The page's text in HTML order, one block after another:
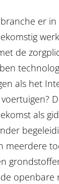
er in
de
als het
als
meerdere
openbare